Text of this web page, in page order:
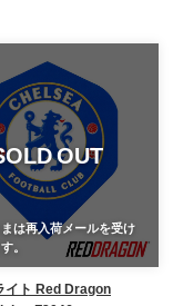
OUT
は再入荷メールを受け
。
イト Red Dragon